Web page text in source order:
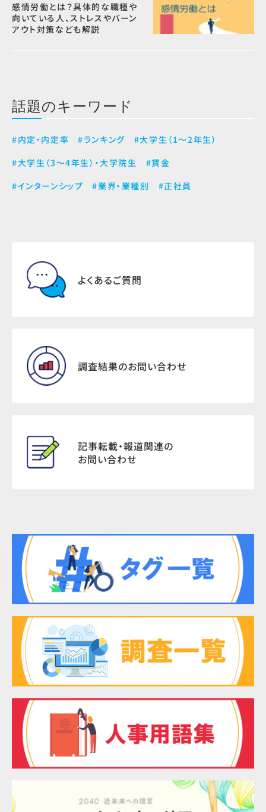
感情労働とは？具体的な職種や
向いている人、ストレスやバーン
アウト対策なども解説
話題のキーワード
#内定・内定率 #ランキング
#大学生（1～2年生）
#大学生（3～4年生）・大学院生
#賃金
#インターンシップ
#業界・業種別 #正社員
よくあるご質問
調査結果のお問い合わせ
記事転載・報道関連の
お問い合わせ